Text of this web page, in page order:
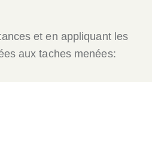
et en appliquant les
aux taches menées: